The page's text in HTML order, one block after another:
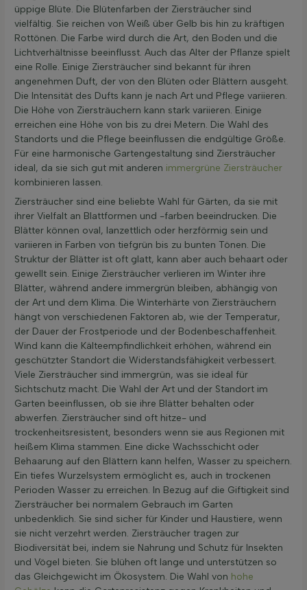
üppige Blüte. Die Blütenfarben der Ziersträucher sind
vielfältig. Sie reichen von Weiß über Gelb bis hin zu kräftigen
Rottönen. Die Farbe wird durch die Art, den Boden und die
Lichtverhältnisse beeinflusst. Auch das Alter der Pflanze spielt
eine Rolle. Einige Ziersträucher sind bekannt für ihren
angenehmen Duft, der von den Blüten oder Blättern ausgeht.
Die Intensität des Dufts kann je nach Art und Pflege variieren.
Die Höhe von Ziersträuchern kann stark variieren. Einige
erreichen eine Höhe von bis zu drei Metern. Die Wahl des
Standorts und die Pflege beeinflussen die endgültige Größe.
Für eine harmonische Gartengestaltung sind Ziersträucher
ideal, da sie sich gut mit anderen immergrüne Ziersträucher
kombinieren lassen.
Ziersträucher sind eine beliebte Wahl für Gärten, da sie mit
ihrer Vielfalt an Blattformen und -farben beeindrucken. Die
Blätter können oval, lanzettlich oder herzförmig sein und
variieren in Farben von tiefgrün bis zu bunten Tönen. Die
Struktur der Blätter ist oft glatt, kann aber auch behaart oder
gewellt sein. Einige Ziersträucher verlieren im Winter ihre
Blätter, während andere immergrün bleiben, abhängig von
der Art und dem Klima. Die Winterhärte von Ziersträuchern
hängt von verschiedenen Faktoren ab, wie der Temperatur,
der Dauer der Frostperiode und der Bodenbeschaffenheit.
Wind kann die Kälteempfindlichkeit erhöhen, während ein
geschützter Standort die Widerstandsfähigkeit verbessert.
Viele Ziersträucher sind immergrün, was sie ideal für
Sichtschutz macht. Die Wahl der Art und der Standort im
Garten beeinflussen, ob sie ihre Blätter behalten oder
abwerfen. Ziersträucher sind oft hitze- und
trockenheitsresistent, besonders wenn sie aus Regionen mit
heißem Klima stammen. Eine dicke Wachsschicht oder
Behaarung auf den Blättern kann helfen, Wasser zu speichern.
Ein tiefes Wurzelsystem ermöglicht es, auch in trockenen
Perioden Wasser zu erreichen. In Bezug auf die Giftigkeit sind
Ziersträucher bei normalem Gebrauch im Garten
unbedenklich. Sie sind sicher für Kinder und Haustiere, wenn
sie nicht verzehrt werden. Ziersträucher tragen zur
Biodiversität bei, indem sie Nahrung und Schutz für Insekten
und Vögel bieten. Sie blühen oft lange und unterstützen so
das Gleichgewicht im Ökosystem. Die Wahl von hohe